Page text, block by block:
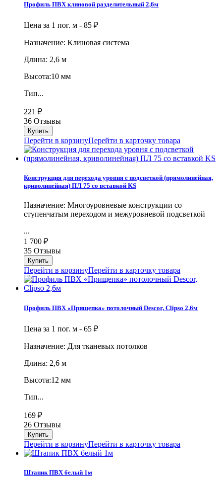
Профиль ПВХ клиновой разделительный 2,6м
Цена за 1 пог. м - 85 ₽
Назначение: Клиновая система
Длина: 2,6 м
Высота:10 мм
Тип...
221 ₽
36 Отзывы
Перейти в корзинуПерейти в карточку товара
Конструкция для перехода уровня с подсветкой (прямолинейная,
криволинейная) ПЛ 75 со вставкой KS
Назначение: Многоуровневые конструкции со
ступенчатым переходом и межуровневой подсветкой
...
1 700 ₽
35 Отзывы
Перейти в корзинуПерейти в карточку товара
Профиль ПВХ «Прищепка» потолочный Descor, Clipso 2,6м
Цена за 1 пог. м - 65 ₽
Назначение: Для тканевых потолков
Длина: 2,6 м
Высота:12 мм
Тип...
169 ₽
26 Отзывы
Перейти в корзинуПерейти в карточку товара
Штапик ПВХ белый 1м